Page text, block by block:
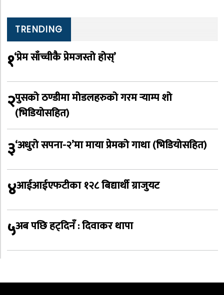
TRENDING
१‘प्रेम साँच्चीकै प्रेमजस्तो होस्’
२पुसको ठण्डीमा मोडलहरुको गरम र्‍याम्प शो
(भिडियोसहित)
३‘अधुरो सपना-२’मा माया प्रेमको गाथा (भिडियोसहित)
४आईआईएफटीका १२८ बिद्यार्थी ग्राजुयट
५अब पछि हट्दिनँ : दिवाकर थापा